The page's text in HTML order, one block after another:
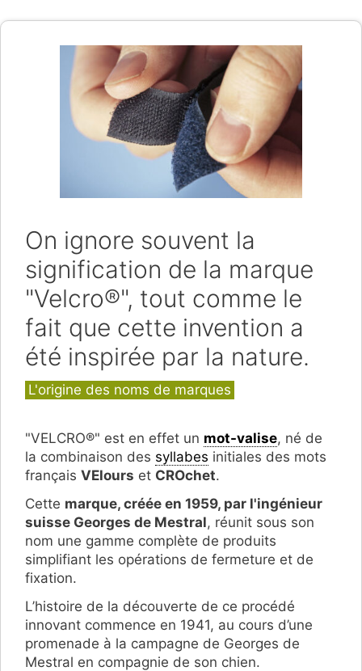
On ignore souvent la
signification de la marque
"Velcro®", tout comme le
fait que cette invention a
été inspirée par la nature.
Catégories
L'origine des noms de marques
"VELCRO®" est en effet un mot-valise, né de
la combinaison des syllabes initiales des mots
français VElours et CROchet.
Cette marque, créée en 1959, par l'ingénieur
suisse Georges de Mestral, réunit sous son
nom une gamme complète de produits
simplifiant les opérations de fermeture et de
fixation.
L’histoire de la découverte de ce procédé
innovant commence en 1941, au cours d’une
promenade à la campagne de Georges de
Mestral en compagnie de son chien.